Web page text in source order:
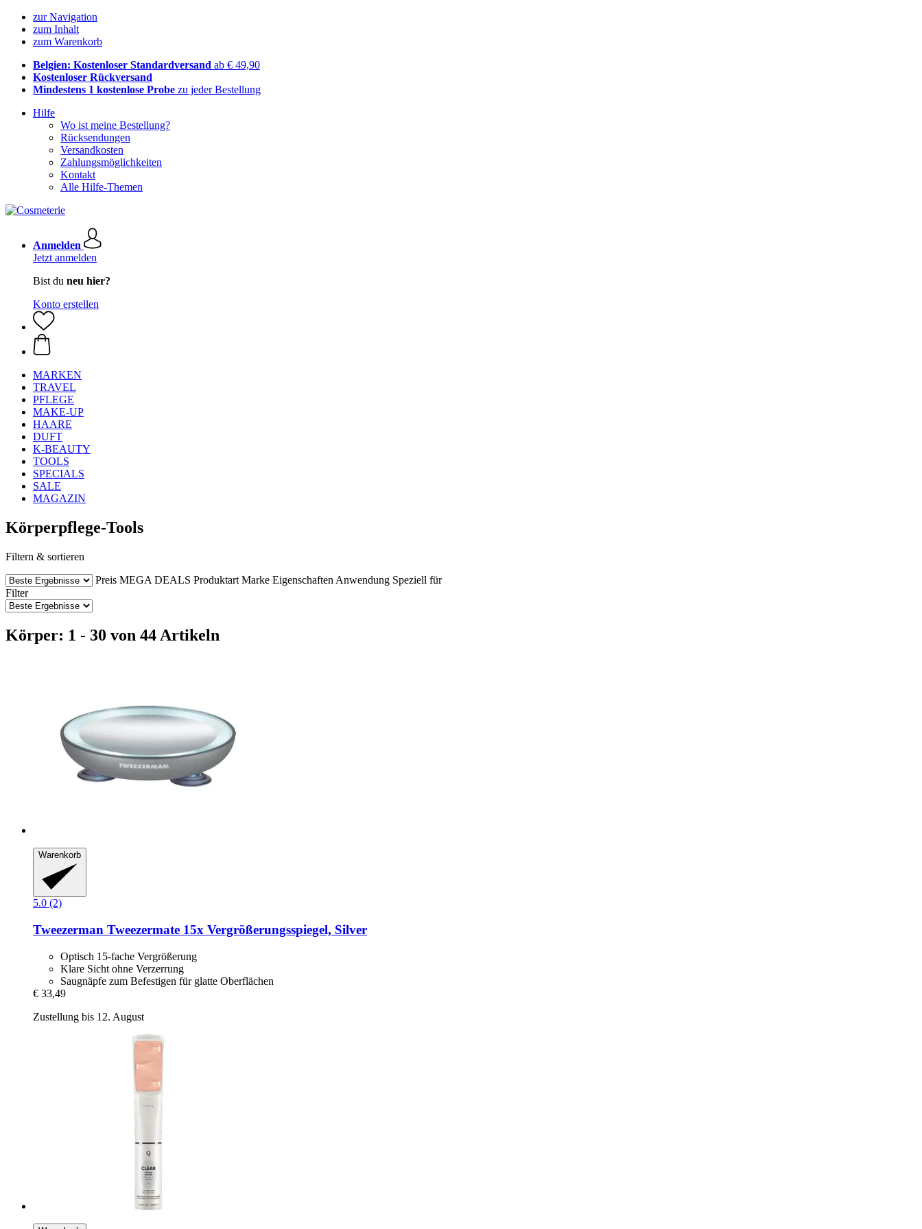
zur Navigation
zum Inhalt
zum Warenkorb
Belgien: Kostenloser Standardversand ab € 49,90
Kostenloser Rückversand
Mindestens 1 kostenlose Probe zu jeder Bestellung
Hilfe
Wo ist meine Bestellung?
Rücksendungen
Versandkosten
Zahlungsmöglichkeiten
Kontakt
Alle Hilfe-Themen
Anmelden
Jetzt anmelden
Bist du neu hier?
Konto erstellen
MARKEN
TRAVEL
PFLEGE
MAKE-UP
HAARE
DUFT
K-BEAUTY
TOOLS
SPECIALS
SALE
MAGAZIN
Körperpflege-Tools
Filtern & sortieren
Preis MEGA DEALS Produktart Marke Eigenschaften Anwendung Speziell für
Filter
Körper: 1 - 30 von 44 Artikeln
Warenkorb
5.0 (2)
Tweezerman Tweezermate 15x Vergrößerungsspiegel, Silver
Optisch 15-fache Vergrößerung
Klare Sicht ohne Verzerrung
Saugnäpfe zum Befestigen für glatte Oberflächen
€ 33,49
Zustellung bis 12. August